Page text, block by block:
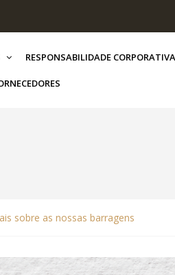
RESPONSABILIDADE CORPORATIVA
sobre as nossas barragens